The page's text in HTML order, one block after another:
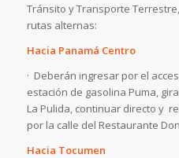
Tránsito y Transporte
rutas alternas:
Hacia Panamá Centro
· Deberán ingresar por el
estación de gasolina Puma,
La Pulida, continuar directo y
por la calle del Restaurante
Hacia Tocumen